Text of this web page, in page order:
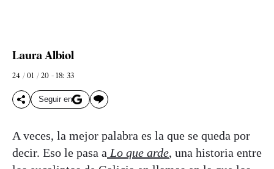
Laura Albiol
24 / 01 / 20 - 18: 33
Seguir en
A veces, la mejor palabra es la que se queda por
decir. Eso le pasa a Lo que arde, una historia entre